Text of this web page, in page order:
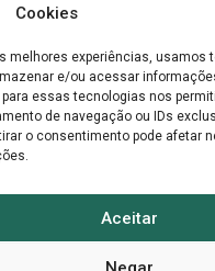
Cookies
melhores experiências, usamos
e/ou acessar
essas tecnologias nos
de navegação ou IDs
o consentimento pode afetar
Aceitar
Contato
Fale Conosco
Trabalhe Conosco